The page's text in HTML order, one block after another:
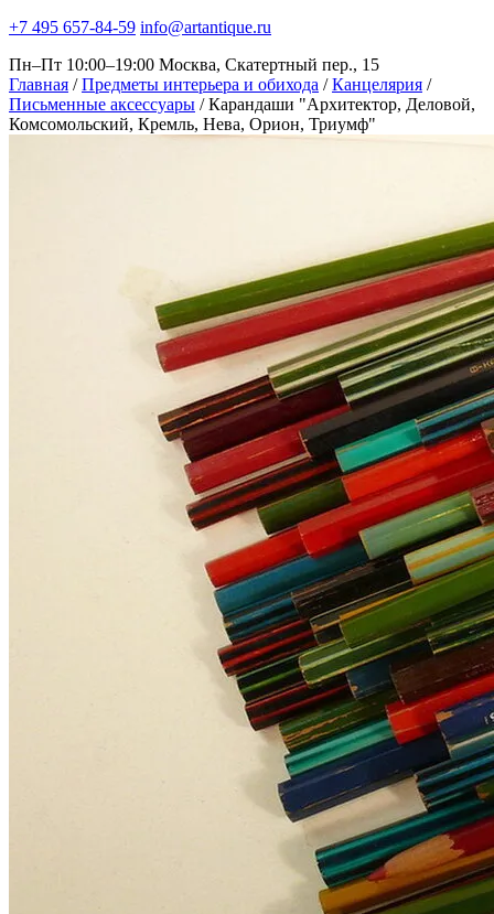
+7 495 657-84-59 info@artantique.ru
Пн–Пт 10:00–19:00 Москва, Скатертный пер., 15
Главная / Предметы интерьера и обихода / Канцелярия /
Письменные аксессуары / Карандаши "Архитектор, Деловой,
Комсомольский, Кремль, Нева, Орион, Триумф"